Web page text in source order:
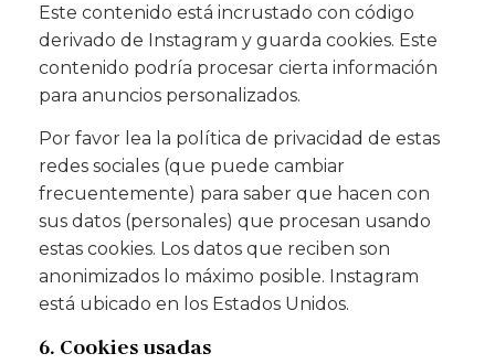
Este contenido está incrustado con código
derivado de Instagram y guarda cookies. Este
contenido podría procesar cierta información
para anuncios personalizados.
Por favor lea la política de privacidad de estas
redes sociales (que puede cambiar
frecuentemente) para saber que hacen con
sus datos (personales) que procesan usando
estas cookies. Los datos que reciben son
anonimizados lo máximo posible. Instagram
está ubicado en los Estados Unidos.
6. Cookies usadas